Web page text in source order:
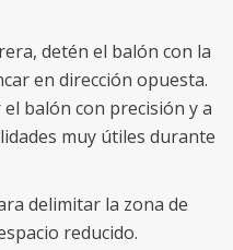
detén el balón con la
en dirección opuesta.
balón con precisión y a
muy útiles durante
delimitar la zona de
reducido.